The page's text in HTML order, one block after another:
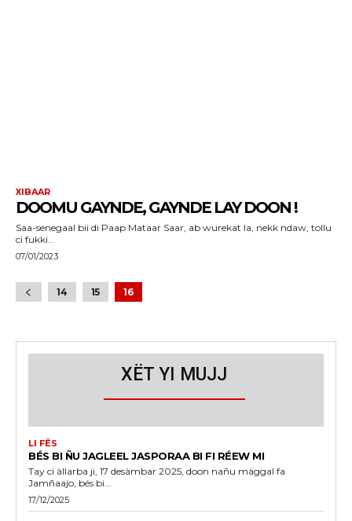
XIBAAR
DOOMU GAYNDE, GAYNDE LAY DOON !
Saa-senegaal bii di Paap Mataar Saar, ab wurekat la, nekk ndaw, tollu
ci fukki...
07/01/2023
14 15 16
XËT YI MUJJ
LI FËS
BÉS BI ÑU JAGLEEL JASPORAA BI FI RÉEW MI
Tay ci àllarba ji, 17 desàmbar 2025, doon nañu màggal fa
Jamñaajo, bés bi...
17/12/2025